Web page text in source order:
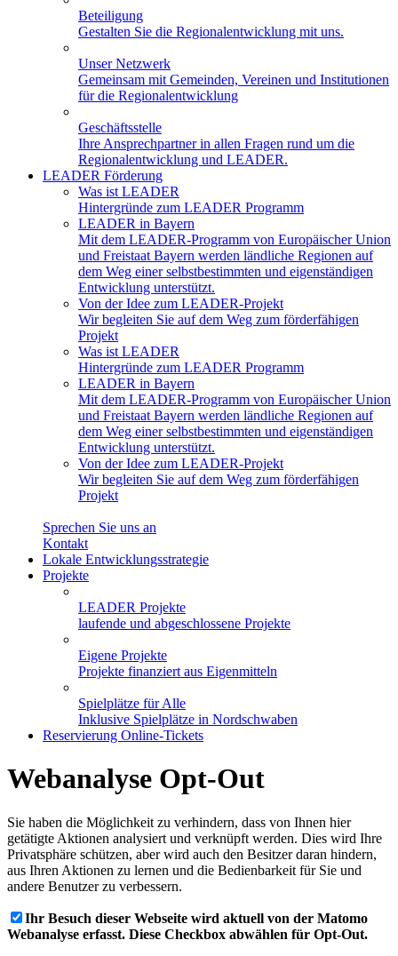
Beteiligung
Gestalten Sie die Regionalentwicklung mit uns.
Unser Netzwerk
Gemeinsam mit Gemeinden, Vereinen und Institutionen
für die Regionalentwicklung
Geschäftsstelle
Ihre Ansprechpartner in allen Fragen rund um die
Regionalentwicklung und LEADER.
LEADER Förderung
Was ist LEADER
Hintergründe zum LEADER Programm
LEADER in Bayern
Mit dem LEADER-Programm von Europäischer Union
und Freistaat Bayern werden ländliche Regionen auf
dem Weg einer selbstbestimmten und eigenständigen
Entwicklung unterstützt.
Von der Idee zum LEADER-Projekt
Wir begleiten Sie auf dem Weg zum förderfähigen
Projekt
Was ist LEADER
Hintergründe zum LEADER Programm
LEADER in Bayern
Mit dem LEADER-Programm von Europäischer Union
und Freistaat Bayern werden ländliche Regionen auf
dem Weg einer selbstbestimmten und eigenständigen
Entwicklung unterstützt.
Von der Idee zum LEADER-Projekt
Wir begleiten Sie auf dem Weg zum förderfähigen
Projekt
Sprechen Sie uns an
Kontakt
Lokale Entwicklungsstrategie
Projekte
LEADER Projekte
laufende und abgeschlossene Projekte
Eigene Projekte
Projekte finanziert aus Eigenmitteln
Spielplätze für Alle
Inklusive Spielplätze in Nordschwaben
Reservierung Online-Tickets
Webanalyse Opt-Out
Sie haben die Möglichkeit zu verhindern, dass von Ihnen hier
getätigte Aktionen analysiert und verknüpft werden. Dies wird Ihre
Privatsphäre schützen, aber wird auch den Besitzer daran hindern,
aus Ihren Aktionen zu lernen und die Bedienbarkeit für Sie und
andere Benutzer zu verbessern.
Ihr Besuch dieser Webseite wird aktuell von der Matomo
Webanalyse erfasst. Diese Checkbox abwählen für Opt-Out.